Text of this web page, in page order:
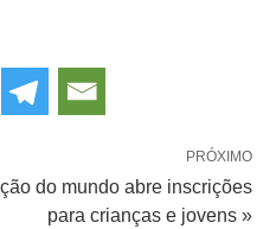
PRÓXIMO
do mundo abre inscrições
para crianças e jovens »